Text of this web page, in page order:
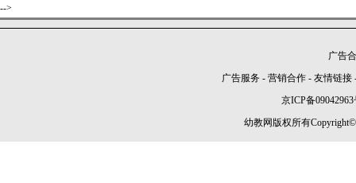
-->
广告
广告服务 - 营销合作 - 友情链接
京ICP备09042963
幼教网版权所有